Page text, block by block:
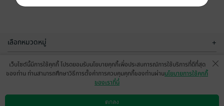
เลือกหมวดหมู่ +
บริการช่วยเหลือ +
เว็บไซต์นี้มีการใช้คุกกี้ โปรดยอมรับนโยบายคุกกี้เพื่อประสบการณ์การใช้บริการที่ดีที่สุด
ของท่าน ท่านสามารถศึกษาวิธีการตั้งค่าการควบคุมคุกกี้ของท่านผ่านนโยบายการใช้คุกกี้
ของเราที่นี่
ตกลง